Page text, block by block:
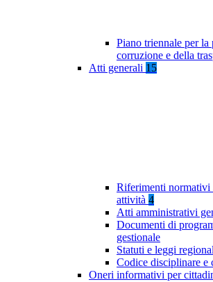
Piano triennale per la
corruzione e della
Atti generali 15
Riferimenti normativi
attività 4
Atti amministrativi
Documenti di
gestionale
Statuti e leggi
Codice disciplinare e
Oneri informativi per